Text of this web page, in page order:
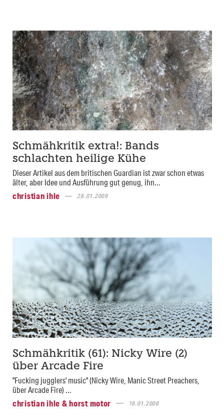
Schmähkritik extra!: Bands
schlachten heilige Kühe
Dieser Artikel aus dem britischen Guardian ist zwar schon etwas
älter, aber Idee und Ausführung gut genug, ihn...
christian ihle
28.01.2009
Schmähkritik (61): Nicky Wire (2)
über Arcade Fire
"Fucking jugglers' music" (Nicky Wire, Manic Street Preachers,
über Arcade Fire) ...
christian ihle & horst motor
19.01.2008